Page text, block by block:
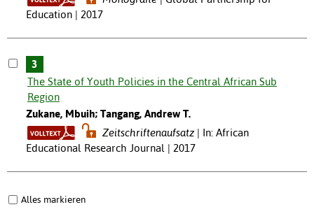
Education | 2017
3
The State of Youth Policies in the Central African Sub
Region
Zukane, Mbuih; Tangang, Andrew T.
Zeitschriftenaufsatz
In: African
Educational Research Journal | 2017
Alles markieren